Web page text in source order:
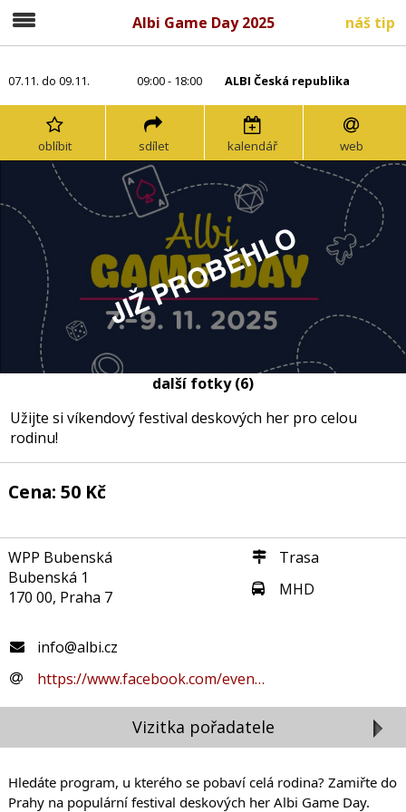
Albi Game Day 2025 náš tip
07.11. do 09.11. 09:00 - 18:00 ALBI Česká republika
oblíbit sdílet kalendář web
další fotky (6)
Užijte si víkendový festival deskových her pro celou
rodinu!
Cena: 50 Kč
WPP Bubenská
Bubenská 1
170 00, Praha 7
Trasa
MHD
info@albi.cz
https://www.facebook.com/even…
Vizitka pořadatele
Hledáte program, u kterého se pobaví celá rodina? Zamiřte do
Prahy na populární festival deskových her Albi Game Day.